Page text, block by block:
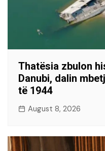
Thatësia zbulon
Danubi, dalin
të 1944
August 8, 2026